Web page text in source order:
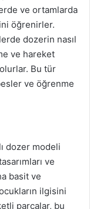
ve ortamlarda
öğrenirler.
dozerin nasıl
ve hareket
Bu tür
ve öğrenme
dozer modeli
ve
basit ve
ilgisini
parçalar, bu